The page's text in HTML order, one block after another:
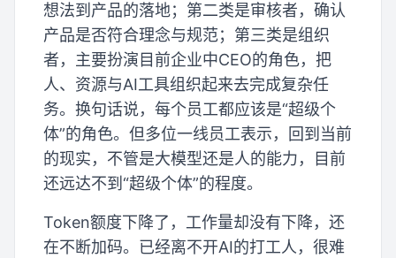
想法到产品的落地；第二类是审核者，确认
产品是否符合理念与规范；第三类是组织
者，主要扮演目前企业中CEO的角色，把
人、资源与AI工具组织起来去完成复杂任
务。换句话说，每个员工都应该是“超级个
体”的角色。但多位一线员工表示，回到当前
的现实，不管是大模型还是人的能力，目前
还远达不到“超级个体”的程度。
Token额度下降了，工作量却没有下降，还
在不断加码。已经离不开AI的打工人，很难